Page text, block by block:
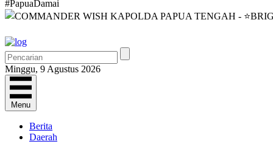
Minggu, 9 Agustus 2026
Menu
Berita
Daerah